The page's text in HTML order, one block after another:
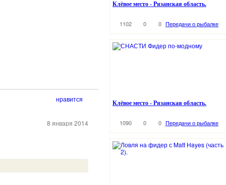
нравится
8 января 2014
Клёвое место - Рязанская область.
1102 0 0 Передачи о рыбалке
Клёвое место - Рязанская область.
1090 0 0 Передачи о рыбалке